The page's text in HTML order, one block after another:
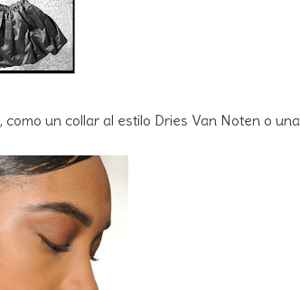
un collar al estilo Dries Van Noten o una